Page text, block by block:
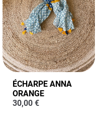
ÉCHARPE ANNA
ORANGE
30,00 €